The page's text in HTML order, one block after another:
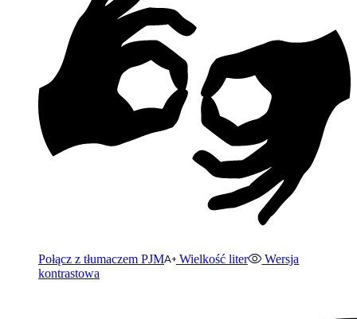
Połącz z tłumaczem PJM Wielkość liter
Wersja
kontrastowa